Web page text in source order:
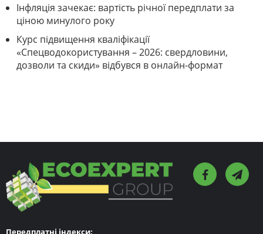
Інфляція зачекає: вартість річної передплати за
ціною минулого року
Курс підвищення кваліфікації
«Спецводокористування – 2026: свердловини,
дозволи та скиди» відбувся в онлайн-формат
Передплатні індекси: